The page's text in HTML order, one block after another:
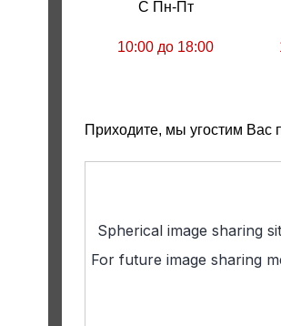
С Пн-Пт
10:00 до 18:00
Приходите, мы угостим